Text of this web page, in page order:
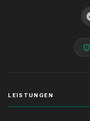
LEISTUNGEN